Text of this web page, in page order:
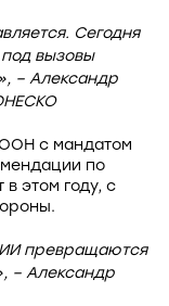
Сегодня
вызовы
– Александр
с мандатом
по
этом году, с
превращаются
– Александр